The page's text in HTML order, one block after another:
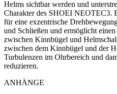
Helms sichtbar werden und
Charakter des SHOEI NEOTEC3.
für eine exzentrische
und Schließen und ermöglicht
zwischen Kinnbügel und
zwischen dem Kinnbügel und der
Turbulenzen im Ohrbereich und
reduzieren.
ANHÄNGE